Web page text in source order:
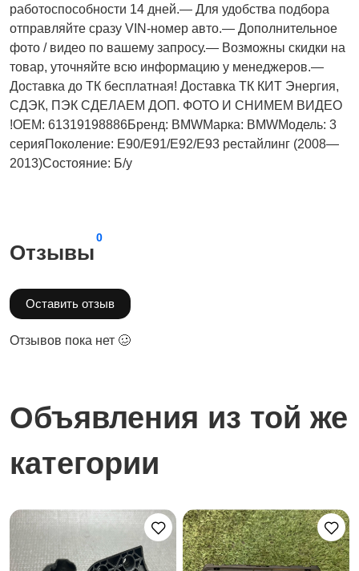
работоспособности 14 дней.— Для удобства подбора
отправляйте сразу VIN-номер авто.— Дополнительное
фото / видео по вашему запросу.— Возможны скидки на
товар, уточняйте всю информацию у менеджеров.—
Доставка до ТК бесплатная! Доставка ТК КИТ Энергия,
СДЭК, ПЭК СДЕЛАЕМ ДОП. ФОТО И СНИМЕМ ВИДЕО
!OEM: 61319198886Бренд: BMWМарка: BMWМодель: 3
серияПоколение: E90/E91/E92/E93 рестайлинг (2008—
2013)Состояние: Б/у
Отзывы
0
Оставить отзыв
Отзывов пока нет 🥴
Объявления из той же
категории